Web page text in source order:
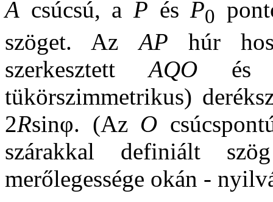
A csúcsú, a P ésP0
szöget. AzAP húr
szerkesztettAQO
tükörszimmetrikus)
2Rsinφ. (Az O
szárakkal definiált
merőlegessége okán -